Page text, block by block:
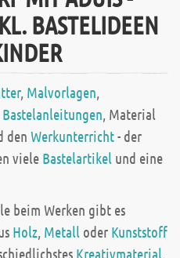
BASTELIDEEN
, Malvorlagen,
Bastelanleitungen, Material
den Werkunterricht- der
viele Bastelartikel und eine
beim Werken gibt es
Holz, Metall oder Kunststoff
Kreativmaterial,